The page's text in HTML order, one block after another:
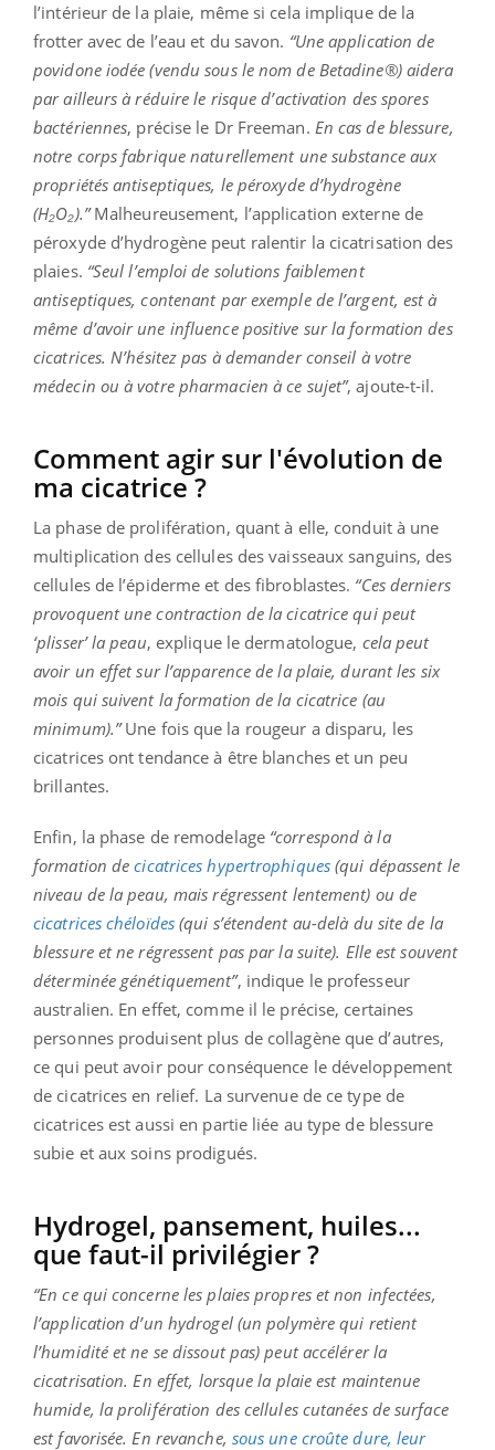
l’intérieur de la plaie, même si cela implique de la
frotter avec de l’eau et du savon. “Une application de
povidone iodée (vendu sous le nom de Betadine®) aidera
par ailleurs à réduire le risque d’activation des spores
bactériennes, précise le Dr Freeman. En cas de blessure,
notre corps fabrique naturellement une substance aux
propriétés antiseptiques, le péroxyde d’hydrogène
(H₂O₂).”Malheureusement, l’application externe de
péroxyde d’hydrogène peut ralentir la cicatrisation des
plaies. “Seul l’emploi de solutions faiblement
antiseptiques, contenant par exemple de l’argent, est à
même d’avoir une influence positive sur la formation des
cicatrices. N’hésitez pas à demander conseil à votre
médecin ou à votre pharmacien à ce sujet”, ajoute-t-il.
Comment agir sur l'évolution de
ma cicatrice ?
La phase de prolifération, quant à elle, conduit à une
multiplication des cellules des vaisseaux sanguins, des
cellules de l’épiderme et des fibroblastes. “Ces derniers
provoquent une contraction de la cicatrice qui peut
‘plisser’ la peau, explique le dermatologue, cela peut
avoir un effet sur l’apparence de la plaie, durant les six
mois qui suivent la formation de la cicatrice (au
minimum).”Une fois que la rougeur a disparu, les
cicatrices ont tendance à être blanches et un peu
brillantes.
Enfin, la phase de remodelage“correspond à la
formation decicatrices hypertrophiques(qui dépassent le
niveau de la peau, mais régressent lentement) ou de
cicatrices chéloïdes (qui s’étendent au-delà du site de la
blessure et ne régressent pas par la suite). Elle est souvent
déterminée génétiquement”, indique le professeur
australien. En effet, comme il le précise, certaines
personnes produisent plus de collagène que d’autres,
ce qui peut avoir pour conséquence le développement
de cicatrices en relief. La survenue de ce type de
cicatrices est aussi en partie liée au type de blessure
subie et aux soins prodigués.
Hydrogel, pansement, huiles...
que faut-il privilégier ?
“En ce qui concerne les plaies propres et non infectées,
l’application d’un hydrogel (un polymère qui retient
l’humidité et ne se dissout pas) peut accélérer la
cicatrisation. En effet, lorsque la plaie est maintenue
humide, la prolifération des cellules cutanées de surface
est favorisée. En revanche, sous une croûte dure, leur